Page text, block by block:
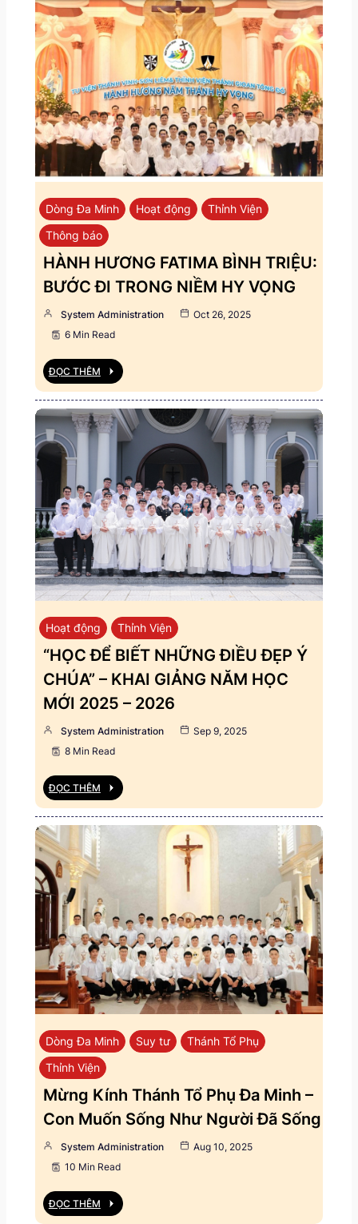
Dòng Đa Minh Hoạt động
Thỉnh Viện
Thông báo
HÀNH HƯƠNG FATIMA BÌNH TRIỆU:
BƯỚC ĐI TRONG NIỀM HY VỌNG
System Administration
Oct 26, 2025
6 Min Read
ĐỌC THÊM
Hoạt động Thỉnh Viện
“HỌC ĐỂ BIẾT NHỮNG ĐIỀU ĐẸP Ý
CHÚA” – KHAI GIẢNG NĂM HỌC
MỚI 2025 – 2026
System Administration
Sep 9, 2025
8 Min Read
ĐỌC THÊM
Dòng Đa Minh Suy tư
Thánh Tổ Phụ
Thỉnh Viện
Mừng Kính Thánh Tổ Phụ Đa Minh –
Con Muốn Sống Như Người Đã Sống
System Administration
Aug 10, 2025
10 Min Read
ĐỌC THÊM